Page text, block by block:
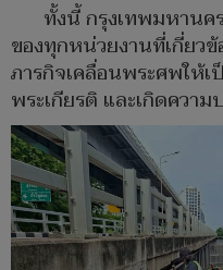
ทั้งนี้ กรุงเทพมหาน
ของทุกหน่วยงานที่เกี่ยว
ภารกิจเคลื่อนพระศพให้
พระเกียรติ และเกิดควา